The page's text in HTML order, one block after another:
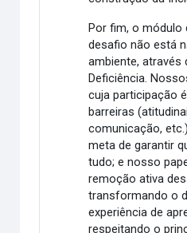
Por fim, o módulo
desafio não está
ambiente, através
Deficiência.
cuja participação
barreiras
comunicação,
meta de garantir
tudo; e nosso
remoção ativa
transformando o
experiência de
respeitando o